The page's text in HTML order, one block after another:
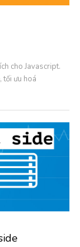
cho Javascript.
tối ưu hoá